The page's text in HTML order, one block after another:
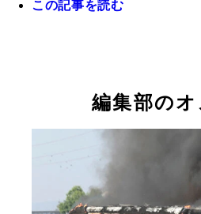
この記事を読む
編集部のオ